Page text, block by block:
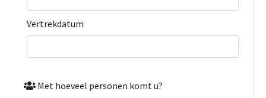
Vertrekdatum
Met hoeveel personen komt u?